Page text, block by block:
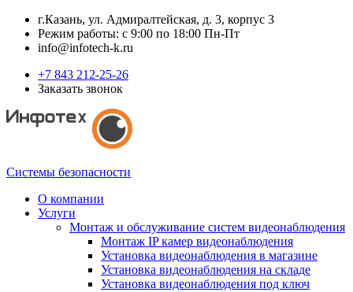
г.Казань, ул. Адмиралтейская, д. 3, корпус 3
Режим работы: с 9:00 по 18:00 Пн-Пт
info@infotech-k.ru
+7 843 212-25-26
Заказать звонок
Системы безопасности
О компании
Услуги
Монтаж и обслуживание систем видеонаблюдения
Монтаж IP камер видеонаблюдения
Установка видеонаблюдения в магазине
Установка видеонаблюдения на складе
Установка видеонаблюдения под ключ